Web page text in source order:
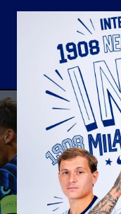
Youth sector
合作伙伴
Matchday
Hospitality
Hospitality Virtual